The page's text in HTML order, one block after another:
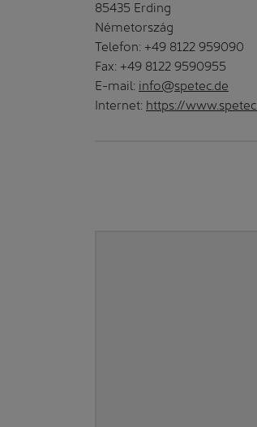
85435 Erding
Németország
Telefon: +49 8122 959090
Fax: +49 8122 9590955
E-mail: info@spetec.de
Internet: https://